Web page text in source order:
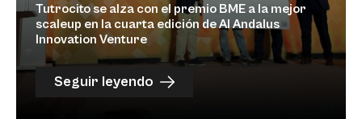
Tutrocito se alza con el premio BME a la mejor
scaleup en la cuarta edición de Al Andalus
Innovation Venture
Seguir leyendo